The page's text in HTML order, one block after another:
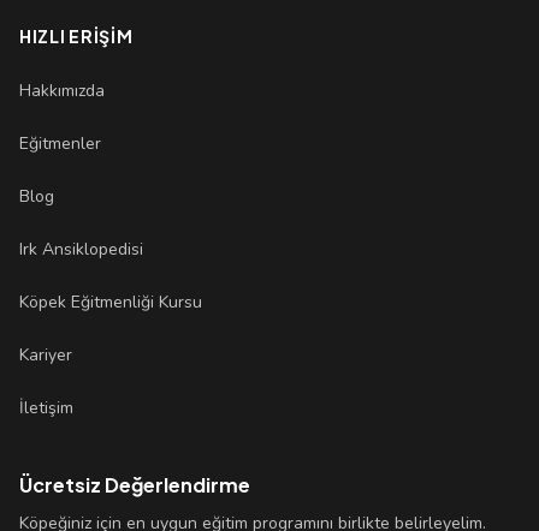
HIZLI ERIŞIM
Hakkımızda
Eğitmenler
Blog
Irk Ansiklopedisi
Köpek Eğitmenliği Kursu
Kariyer
İletişim
Ücretsiz Değerlendirme
Köpeğiniz için en uygun eğitim programını birlikte belirleyelim.